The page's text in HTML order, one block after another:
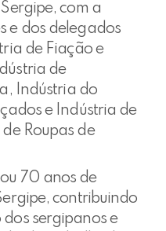
com a
e dos delegados
de Fiação e
de
Indústria do
e Indústria de
Roupas de
70 anos de
contribuindo
sergipanos e